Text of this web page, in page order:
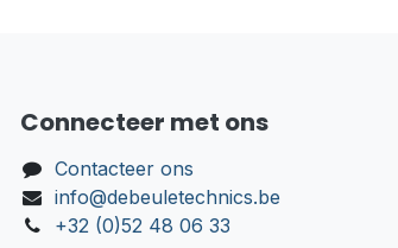
Connecteer met ons
Contacteer ons
info@debeuletechnics.be
+32 (0)52 48 06 33